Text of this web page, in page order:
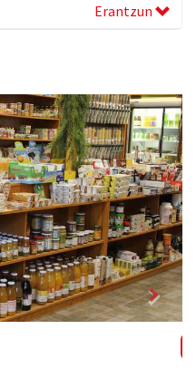
Erantzun
Next